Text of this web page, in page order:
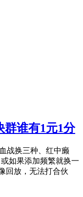
群谁有1元1分
战换三种、红中癞
如果添加频繁就换一
回放，无法打合伙